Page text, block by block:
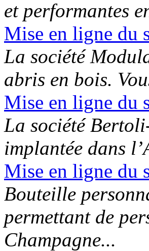
et performantes
Mise en ligne du
La société
abris en bois.
Mise en ligne du
La société
implantée dans
Mise en ligne du
Bouteille
permettant de
Champagne...